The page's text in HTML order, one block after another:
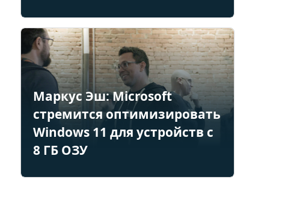
Маркус Эш: Microsoft
стремится оптимизировать
Windows 11 для устройств с
8 ГБ ОЗУ